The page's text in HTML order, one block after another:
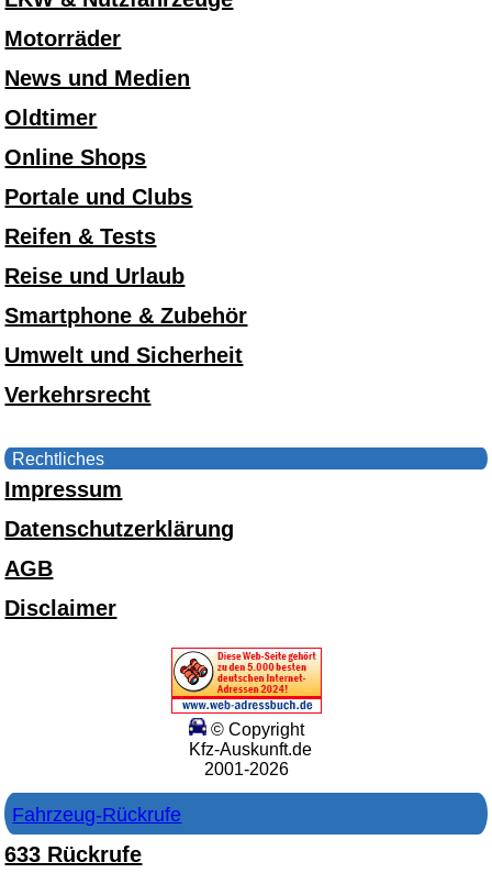
Motorräder
News und Medien
Oldtimer
Online Shops
Portale und Clubs
Reifen & Tests
Reise und Urlaub
Smartphone & Zubehör
Umwelt und Sicherheit
Verkehrsrecht
Rechtliches
Impressum
Datenschutzerklärung
AGB
Disclaimer
© Copyright
Kfz-Auskunft.de
2001-2026
Fahrzeug-Rückrufe
633 Rückrufe